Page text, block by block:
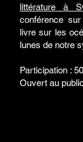
littérature à
conférence
livre sur les
lunes de notre
Participation :
Ouvert au